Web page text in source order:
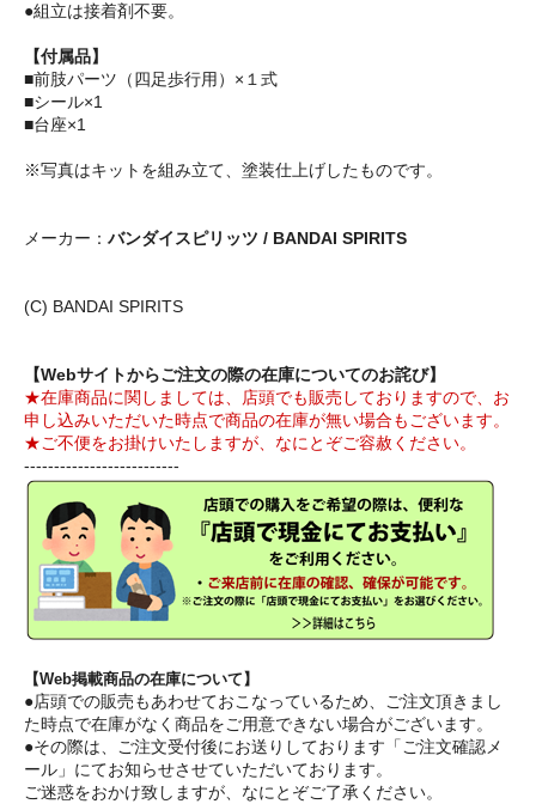
●組立は接着剤不要。
【付属品】
■前肢パーツ（四足歩行用）×１式
■シール×1
■台座×1
※写真はキットを組み立て、塗装仕上げしたものです。
メーカー： バンダイスピリッツ / BANDAI SPIRITS
(C) BANDAI SPIRITS
【Webサイトからご注文の際の在庫についてのお詫び】
★在庫商品に関しましては、店頭でも販売しておりますので、お
申し込みいただいた時点で商品の在庫が無い場合もございます。
★ご不便をお掛けいたしますが、なにとぞご容赦ください。
--------------------------
【Web掲載商品の在庫について】
●店頭での販売もあわせておこなっているため、ご注文頂きまし
た時点で在庫がなく商品をご用意できない場合がございます。
●その際は、ご注文受付後にお送りしております「ご注文確認メ
ール」にてお知らせさせていただいております。
ご迷惑をおかけ致しますが、なにとぞご了承ください。